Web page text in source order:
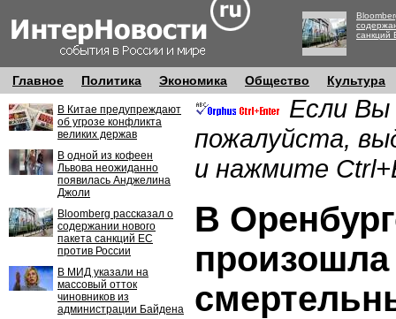
санкций
Главное Политика Экономика Общество Культура
В Китае предупреждают
об угрозе конфликта
великих держав
В одной из кофеен
Львова неожиданно
появилась Анджелина
Джоли
Bloomberg рассказал о
содержании нового
пакета санкций ЕС
против России
В МИД указали на
массовый отток
чиновников из
администрации Байдена
Если Вы
пожалуйста,
и нажмите
В